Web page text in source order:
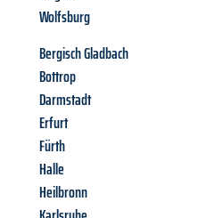
Wolfsburg
Bergisch Gladbach
Bottrop
Darmstadt
Erfurt
Fürth
Halle
Heilbronn